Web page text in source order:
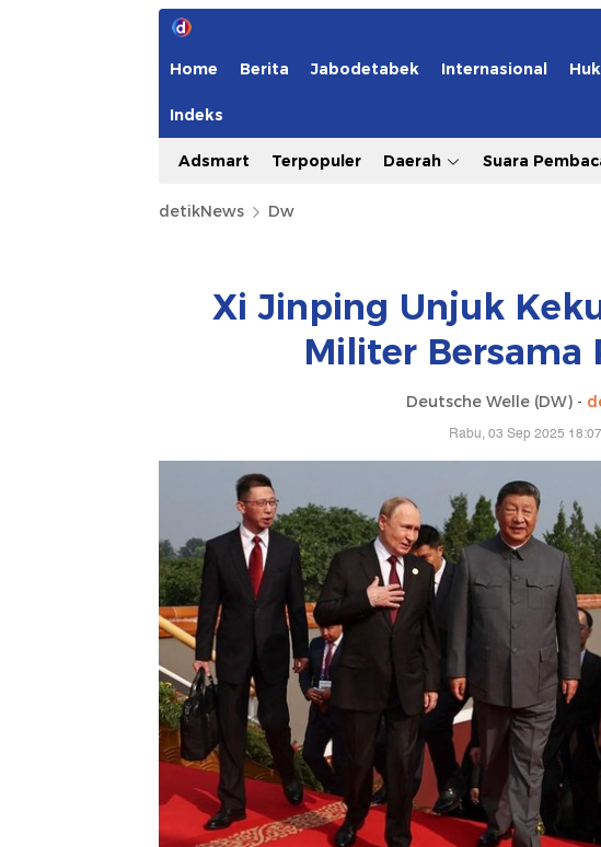
Home Berita Jabodetabek Internasional
Indeks
Adsmart Terpopuler Daerah Suara
detikNews Dw
Xi Jinping Unjuk
Militer Bersama
Deutsche Welle (DW) -
Rabu, 03 Sep 2025